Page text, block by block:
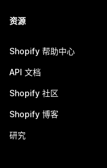
资源
Shopify 帮助中心
API 文档
Shopify 社区
Shopify 博客
研究